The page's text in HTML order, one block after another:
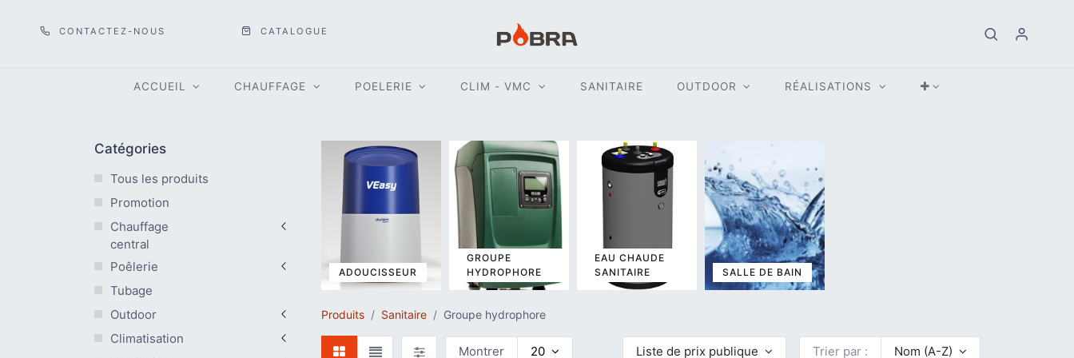
CONTACTEZ-NOUS CATALOGUE
ACCUEIL CHAUFFAGE POELERIE CLIM - VMC SANITAIRE OUTDOOR RÉALISATIONS
Catégories
Tous les produits
Promotion
Chauffage
central
Poêlerie
Tubage
Outdoor
Climatisation
Produits Sanitaire Groupe hydrophore
Liste de prix publique Trier par : Nom (A-Z)
Montrer 20
ADOUCISSEUR
GROUPE
HYDROPHORE
EAU CHAUDE
SANITAIRE
SALLE DE BAIN